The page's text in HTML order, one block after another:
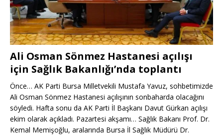
Ali Osman Sönmez Hastanesi açılışı
için Sağlık Bakanlığı’nda toplantı
Önce… AK Parti Bursa Milletvekili Mustafa Yavuz, sohbetimizde
Ali Osman Sönmez Hastanesi açılışının sonbaharda olacağını
söyledi. Hafta sonu da AK Parti İl Başkanı Davut Gürkan açılışı
ekim olarak açıkladı. Pazartesi akşamı… Sağlık Bakanı Prof. Dr.
Kemal Memişoğlu, aralarında Bursa İl Sağlık Müdürü Dr.